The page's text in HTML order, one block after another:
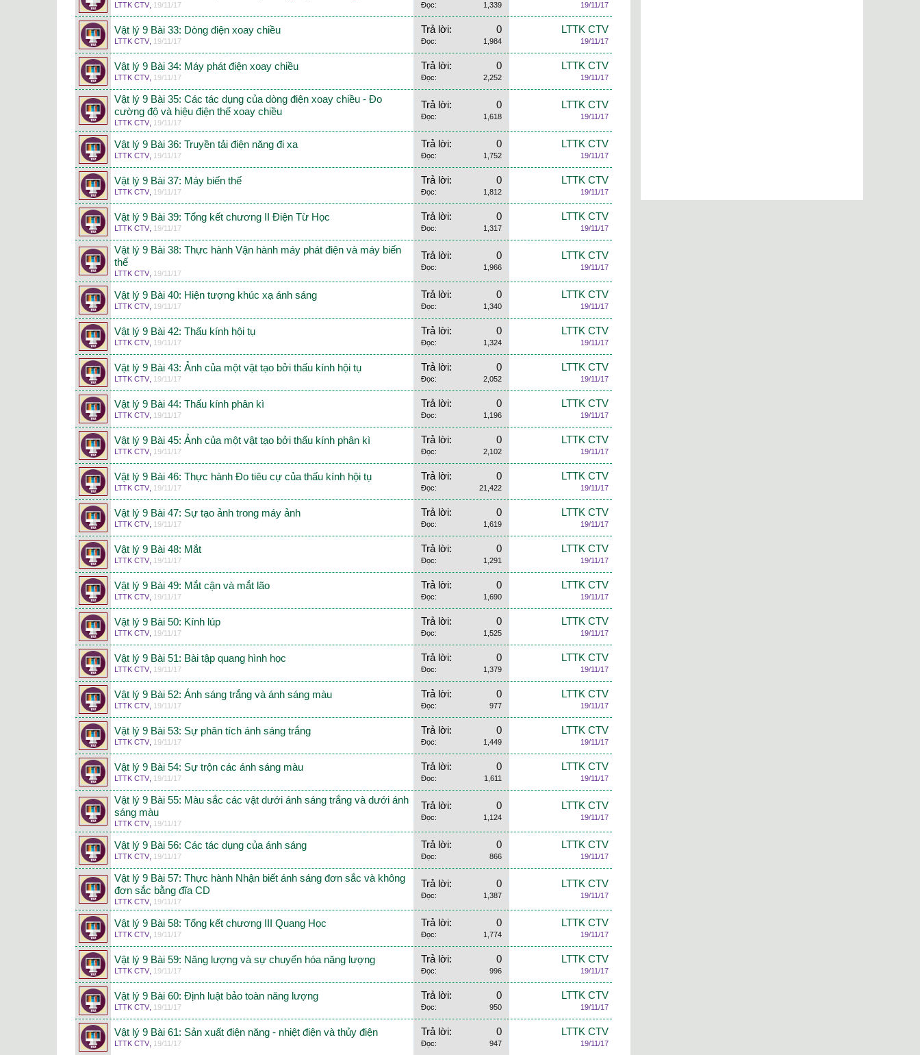
LTTK CTV 19/11/17 Đọc: 1,339 19/11/17
Vật lý 9 Bài 33: Dòng điện xoay chiều
LTTK CTV 19/11/17
Trả lời: 0
Đọc: 1,984
LTTK CTV
19/11/17
Vật lý 9 Bài 34: Máy phát điện xoay chiều
LTTK CTV 19/11/17
Trả lời: 0
Đọc: 2,252
LTTK CTV
19/11/17
Vật lý 9 Bài 35: Các tác dụng của dòng điện xoay chiều - Đo
cường độ và hiệu điện thế xoay chiều
LTTK CTV 19/11/17
Trả lời: 0
Đọc: 1,618
LTTK CTV
19/11/17
Vật lý 9 Bài 36: Truyền tải điện năng đi xa
LTTK CTV 19/11/17
Trả lời: 0
Đọc: 1,752
LTTK CTV
19/11/17
Vật lý 9 Bài 37: Máy biến thế
LTTK CTV 19/11/17
Trả lời: 0
Đọc: 1,812
LTTK CTV
19/11/17
Vật lý 9 Bài 39: Tổng kết chương II Điện Từ Học
LTTK CTV 19/11/17
Trả lời: 0
Đọc: 1,317
LTTK CTV
19/11/17
Vật lý 9 Bài 38: Thực hành Vận hành máy phát điện và máy biến
thế
LTTK CTV 19/11/17
Trả lời: 0
Đọc: 1,966
LTTK CTV
19/11/17
Vật lý 9 Bài 40: Hiện tượng khúc xạ ánh sáng
LTTK CTV 19/11/17
Trả lời: 0
Đọc: 1,340
LTTK CTV
19/11/17
Vật lý 9 Bài 42: Thấu kính hội tụ
LTTK CTV 19/11/17
Trả lời: 0
Đọc: 1,324
LTTK CTV
19/11/17
Vật lý 9 Bài 43: Ảnh của một vật tạo bởi thấu kính hội tụ
LTTK CTV 19/11/17
Trả lời: 0
Đọc: 2,052
LTTK CTV
19/11/17
Vật lý 9 Bài 44: Thấu kính phân kì
LTTK CTV 19/11/17
Trả lời: 0
Đọc: 1,196
LTTK CTV
19/11/17
Vật lý 9 Bài 45: Ảnh của một vật tạo bởi thấu kính phân kì
LTTK CTV 19/11/17
Trả lời: 0
Đọc: 2,102
LTTK CTV
19/11/17
Vật lý 9 Bài 46: Thực hành Đo tiêu cự của thấu kính hội tụ
LTTK CTV 19/11/17
Trả lời: 0
Đọc: 21,422
LTTK CTV
19/11/17
Vật lý 9 Bài 47: Sự tạo ảnh trong máy ảnh
LTTK CTV 19/11/17
Trả lời: 0
Đọc: 1,619
LTTK CTV
19/11/17
Vật lý 9 Bài 48: Mắt
LTTK CTV 19/11/17
Trả lời: 0
Đọc: 1,291
LTTK CTV
19/11/17
Vật lý 9 Bài 49: Mắt cận và mắt lão
LTTK CTV 19/11/17
Trả lời: 0
Đọc: 1,690
LTTK CTV
19/11/17
Vật lý 9 Bài 50: Kính lúp
LTTK CTV 19/11/17
Trả lời: 0
Đọc: 1,525
LTTK CTV
19/11/17
Vật lý 9 Bài 51: Bài tập quang hình học
LTTK CTV 19/11/17
Trả lời: 0
Đọc: 1,379
LTTK CTV
19/11/17
Vật lý 9 Bài 52: Ánh sáng trắng và ánh sáng màu
LTTK CTV 19/11/17
Trả lời: 0
Đọc: 977
LTTK CTV
19/11/17
Vật lý 9 Bài 53: Sự phân tích ánh sáng trắng
LTTK CTV 19/11/17
Trả lời: 0
Đọc: 1,449
LTTK CTV
19/11/17
Vật lý 9 Bài 54: Sự trộn các ánh sáng màu
LTTK CTV 19/11/17
Trả lời: 0
Đọc: 1,611
LTTK CTV
19/11/17
Vật lý 9 Bài 55: Màu sắc các vật dưới ánh sáng trắng và dưới ánh
sáng màu
LTTK CTV 19/11/17
Trả lời: 0
Đọc: 1,124
LTTK CTV
19/11/17
Vật lý 9 Bài 56: Các tác dụng của ánh sáng
LTTK CTV 19/11/17
Trả lời: 0
Đọc: 866
LTTK CTV
19/11/17
Vật lý 9 Bài 57: Thực hành Nhận biết ánh sáng đơn sắc và không
đơn sắc bằng đĩa CD
LTTK CTV 19/11/17
Trả lời: 0
Đọc: 1,387
LTTK CTV
19/11/17
Vật lý 9 Bài 58: Tổng kết chương III Quang Học
LTTK CTV 19/11/17
Trả lời: 0
Đọc: 1,774
LTTK CTV
19/11/17
Vật lý 9 Bài 59: Năng lượng và sự chuyển hóa năng lượng
LTTK CTV 19/11/17
Trả lời: 0
Đọc: 996
LTTK CTV
19/11/17
Vật lý 9 Bài 60: Định luật bảo toàn năng lượng
LTTK CTV 19/11/17
Trả lời: 0
Đọc: 950
LTTK CTV
19/11/17
Vật lý 9 Bài 61: Sản xuất điện năng - nhiệt điện và thủy điện
LTTK CTV 19/11/17
Trả lời: 0
Đọc: 947
LTTK CTV
19/11/17